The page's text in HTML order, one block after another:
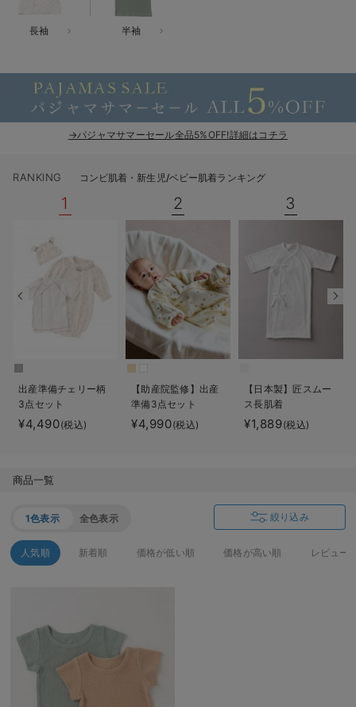
ハレの日に着るANGELIEBEのセレモニー
冬に可愛いニットがお得！
親子コーデ｜ママとベビーにおすすめ！
Gift Selection 出産祝い
保育園・入園準備特集
ファルスカ
入院準備の持ち物チェック
長袖 半袖
→パジャマサマーセール全品5%OFF!詳細はコチラ
RANKING コンビ肌着・新生児/ベビー肌着ランキング
1
出産準備チェリー柄
3点セット
¥4,490(税込)
2
【助産院監修】出産
準備3点セット
¥4,990(税込)
3
【日本製】匠スムー
ス長肌着
¥1,889(税込)
商品一覧
1色表示 全色表示 絞り込み
人気順 新着順 価格が低い順 価格が高い順 レビュー